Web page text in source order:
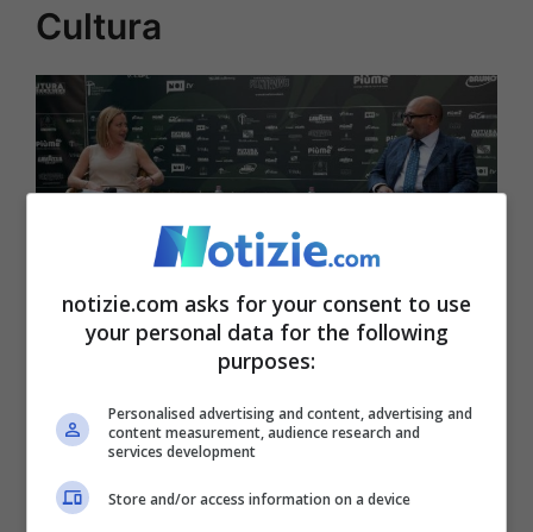
Cultura
Sangiuliano è il ministro della Cultura del Governo Meloni
Nato a Napoli il 6 giugno 1962, Gennaro
Sangiuliano è uno dei giornalisti più
notizie.com asks for your consent to use
your personal data for the following
purposes:
Personalised advertising and content, advertising and
content measurement, audience research and
services development
Store and/or access information on a device